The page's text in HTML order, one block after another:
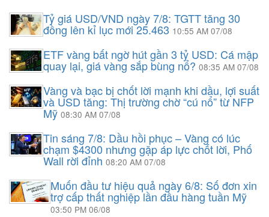
Tỷ giá USD/VND ngày 7/8: TGTT tăng 30
đồng lên kỉ lục mới 25.463 10:55 AM 07/08
ETF vàng bất ngờ hút gần 3 tỷ USD: Cá mập
quay lại, giá vàng sắp bùng nổ? 08:35 AM 07/08
Vàng và bạc bị chốt lời mạnh khi dầu, lợi suất
và USD tăng: Thị trường chờ “cú nổ” từ NFP
Mỹ 08:30 AM 07/08
Tin sáng 7/8: Dầu hồi phục – Vàng có lúc
chạm $4300 nhưng gặp áp lực chốt lời, Phố
Wall rời đỉnh 08:20 AM 07/08
Muốn đầu tư hiệu quả ngày 6/8: Số đơn xin
trợ cấp thất nghiệp lần đầu hàng tuần Mỹ
03:50 PM 06/08